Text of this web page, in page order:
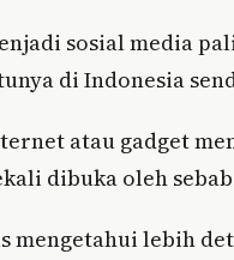
sosial media
di Indonesia
atau gadget
dibuka oleh
mengetahui lebih